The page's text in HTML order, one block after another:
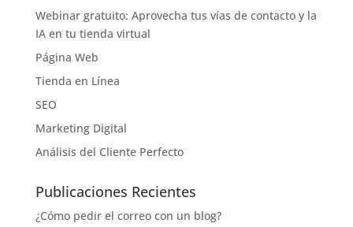
Webinar gratuito: Aprovecha tus vías de contacto y la
IA en tu tienda virtual
Página Web
Tienda en Línea
SEO
Marketing Digital
Análisis del Cliente Perfecto
Publicaciones Recientes
¿Cómo pedir el correo con un blog?